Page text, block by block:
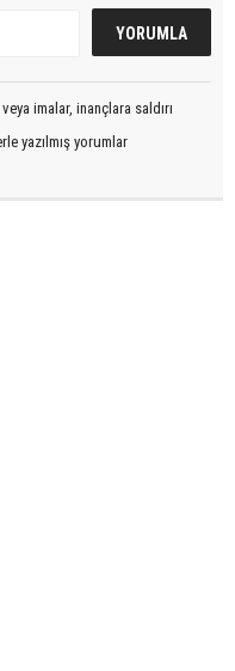
imalar, inançlara saldırı
yazılmış yorumlar